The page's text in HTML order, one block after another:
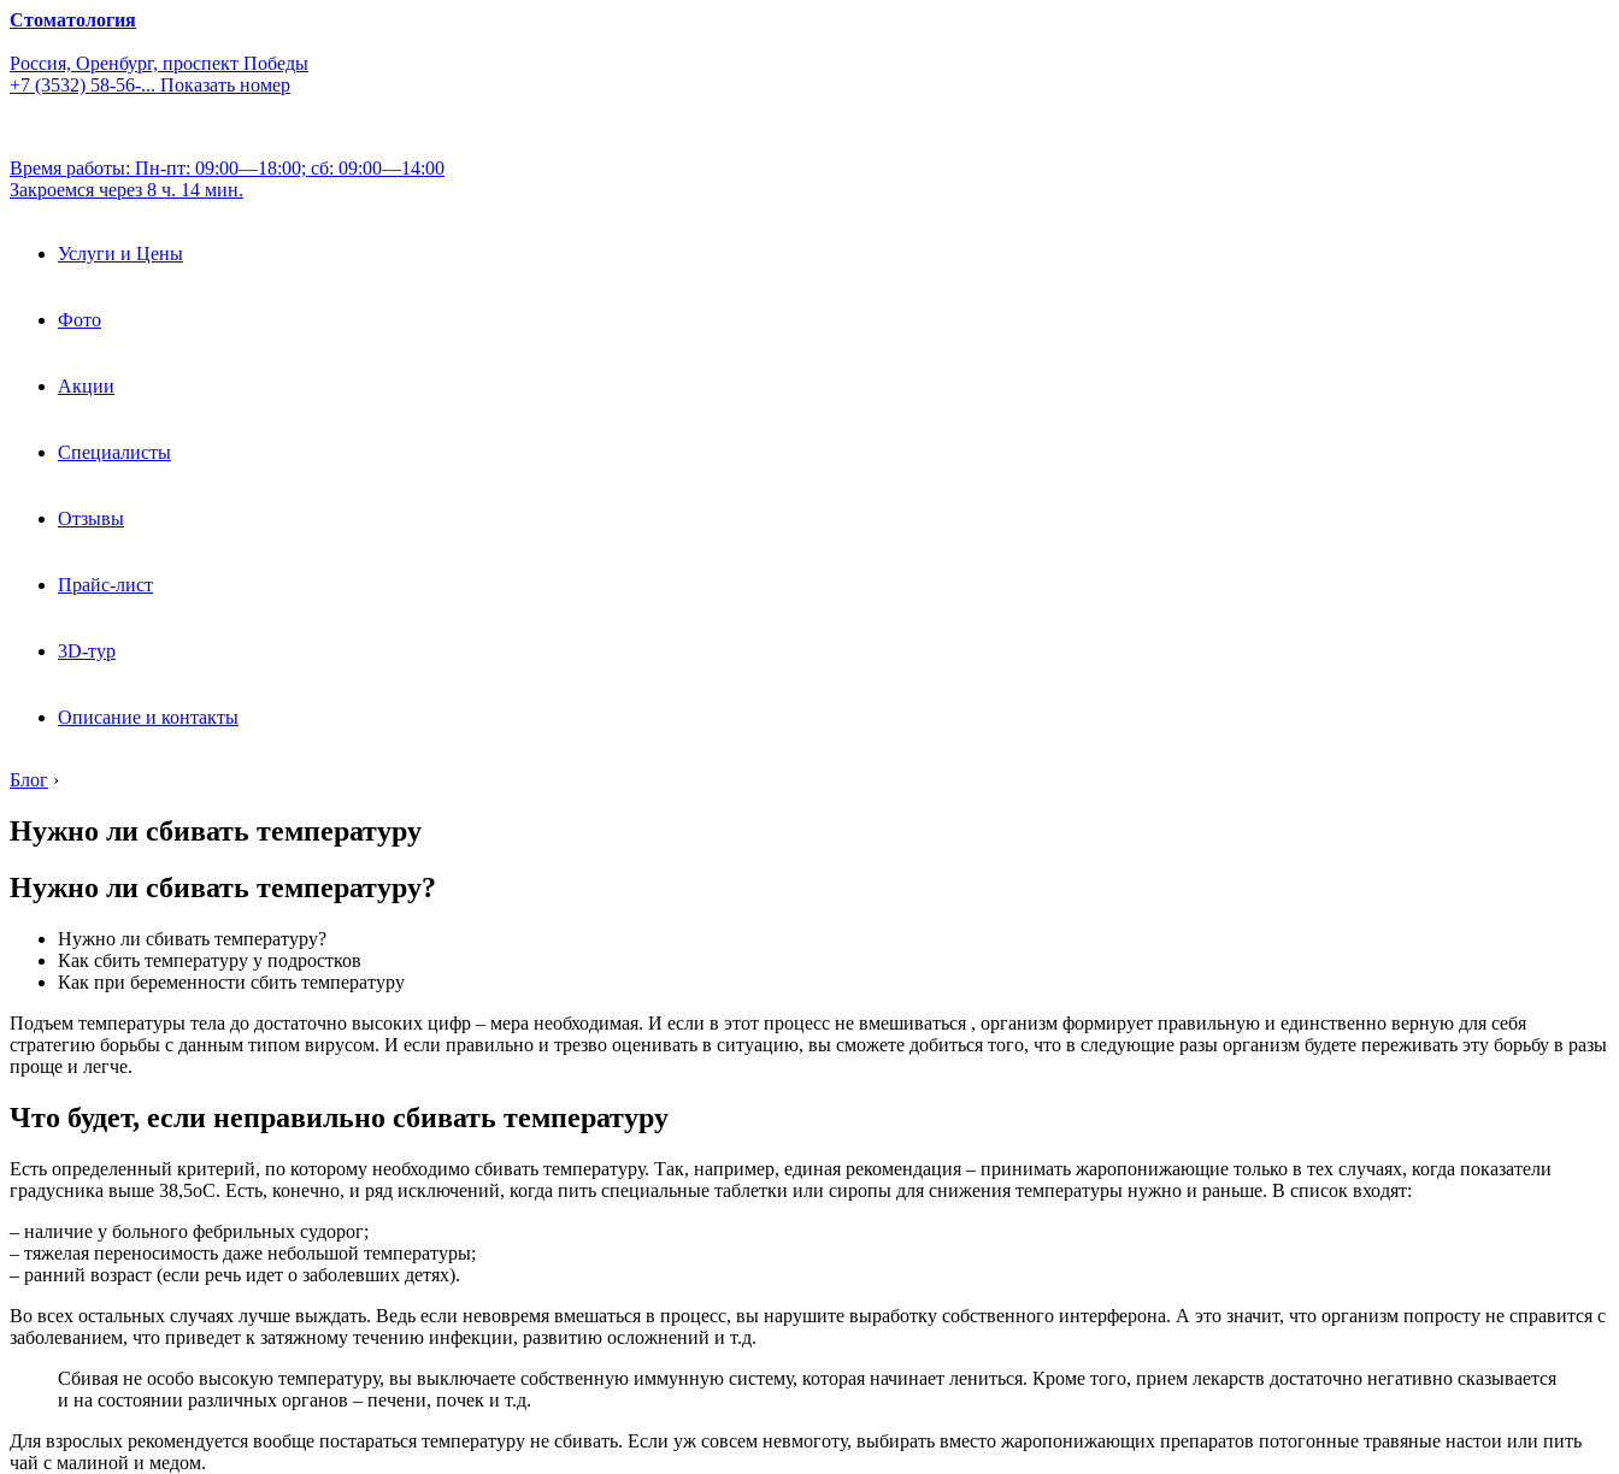
Стоматология
Россия, Оренбург, проспект Победы
+7 (3532) 58-56-... Показать номер
Время работы: Пн-пт: 09:00—18:00; сб: 09:00—14:00
Закроемся через 8 ч. 14 мин.
Услуги и Цены
Фото
Акции
Специалисты
Отзывы
Прайс-лист
3D-тур
Описание и контакты
Блог ›
Нужно ли сбивать температуру
Нужно ли сбивать температуру?
Нужно ли сбивать температуру?
Как сбить температуру у подростков
Как при беременности сбить температуру
Подъем температуры тела до достаточно высоких цифр – мера необходимая. И если в этот процесс не вмешиваться , организм формирует правильную и единственно верную для себя
стратегию борьбы с данным типом вирусом. И если правильно и трезво оценивать в ситуацию, вы сможете добиться того, что в следующие разы организм будете переживать эту борьбу в разы
проще и легче.
Что будет, если неправильно сбивать температуру
Есть определенный критерий, по которому необходимо сбивать температуру. Так, например, единая рекомендация – принимать жаропонижающие только в тех случаях, когда показатели
градусника выше 38,5оС. Есть, конечно, и ряд исключений, когда пить специальные таблетки или сиропы для снижения температуры нужно и раньше. В список входят:
– наличие у больного фебрильных судорог;
– тяжелая переносимость даже небольшой температуры;
– ранний возраст (если речь идет о заболевших детях).
Во всех остальных случаях лучше выждать. Ведь если невовремя вмешаться в процесс, вы нарушите выработку собственного интерферона. А это значит, что организм попросту не справится с
заболеванием, что приведет к затяжному течению инфекции, развитию осложнений и т.д.
Сбивая не особо высокую температуру, вы выключаете собственную иммунную систему, которая начинает лениться. Кроме того, прием лекарств достаточно негативно сказывается
и на состоянии различных органов – печени, почек и т.д.
Для взрослых рекомендуется вообще постараться температуру не сбивать. Если уж совсем невмоготу, выбирать вместо жаропонижающих препаратов потогонные травяные настои или пить
чай с малиной и медом.